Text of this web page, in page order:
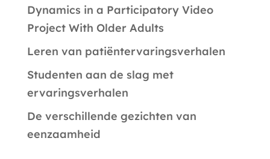
Dynamics in a Participatory Video
Project With Older Adults
Leren van patiëntervaringsverhalen
Studenten aan de slag met
ervaringsverhalen
De verschillende gezichten van
eenzaamheid